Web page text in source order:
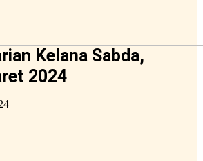
Kelana Sabda,
2024